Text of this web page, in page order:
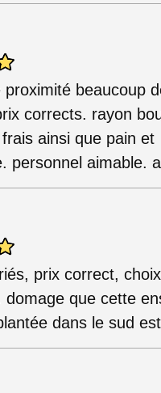
proximité beaucoup
corrects. rayon
ainsi que pain et
personnel aimable.
prix correct,
domage que cette
dans le sud